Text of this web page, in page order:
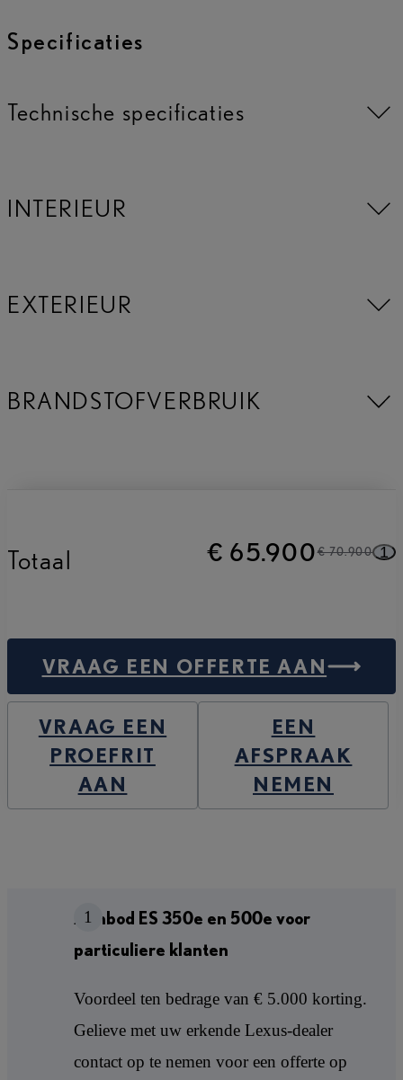
Specificaties
Technische specificaties
INTERIEUR
EXTERIEUR
BRANDSTOFVERBRUIK
Totaal € 65.900€ 70.900 1
VRAAG EEN OFFERTE AAN
VRAAG EEN
PROEFRIT
AAN
EEN
AFSPRAAK
NEMEN
1
Aanbod ES 350e en 500e voor
particuliere klanten
Voordeel ten bedrage van € 5.000 korting.
Gelieve met uw erkende Lexus-dealer
contact op te nemen voor een offerte op